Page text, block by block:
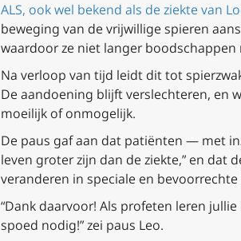
ALS, ook wel bekend als de ziekte van
beweging van de vrijwillige spieren
waardoor ze niet langer
Na verloop van tijd leidt dit tot
De aandoening blijft verslechteren, en
moeilijk of onmogelijk.
De paus gaf aan dat patiënten — met
leven groter zijn dan de ziekte,” en dat
veranderen in speciale en
“Dank daarvoor! Als profeten leren
spoed nodig!” zei paus Leo.